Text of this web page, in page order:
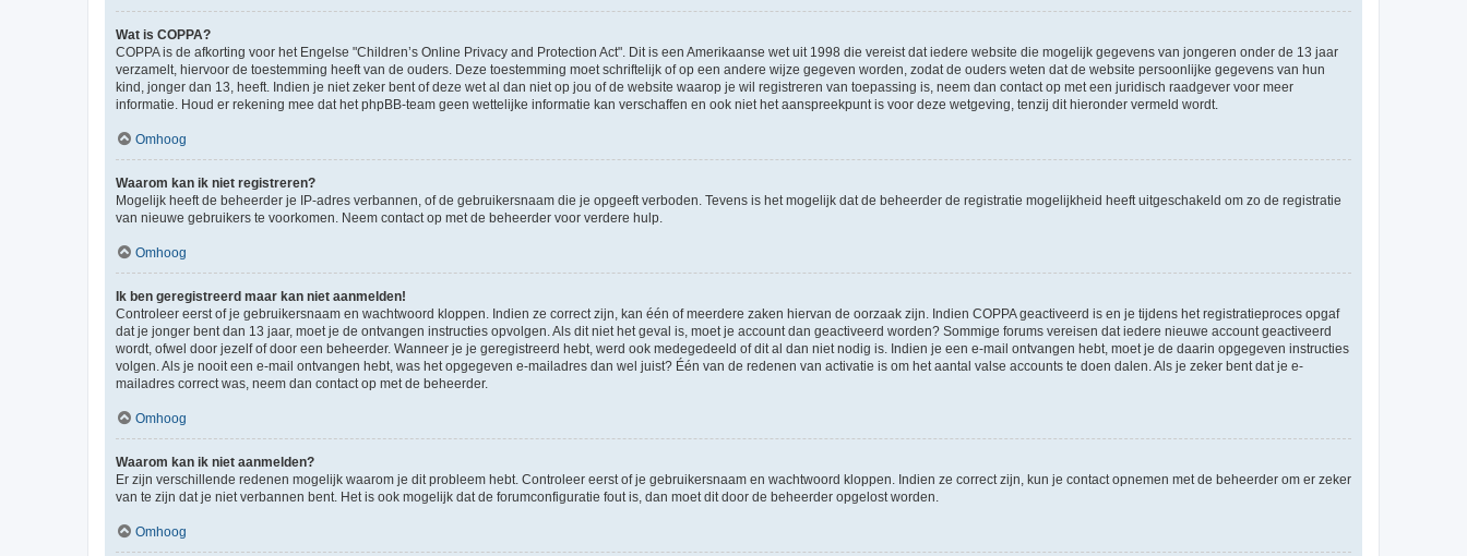
Wat is COPPA?
COPPA is de afkorting voor het Engelse "Children’s Online Privacy and Protection Act". Dit is een Amerikaanse wet uit 1998 die vereist dat iedere website die mogelijk gegevens van jongeren onder de 13 jaar
verzamelt, hiervoor de toestemming heeft van de ouders. Deze toestemming moet schriftelijk of op een andere wijze gegeven worden, zodat de ouders weten dat de website persoonlijke gegevens van hun
kind, jonger dan 13, heeft. Indien je niet zeker bent of deze wet al dan niet op jou of de website waarop je wil registreren van toepassing is, neem dan contact op met een juridisch raadgever voor meer
informatie. Houd er rekening mee dat het phpBB-team geen wettelijke informatie kan verschaffen en ook niet het aanspreekpunt is voor deze wetgeving, tenzij dit hieronder vermeld wordt.
Omhoog
Waarom kan ik niet registreren?
Mogelijk heeft de beheerder je IP-adres verbannen, of de gebruikersnaam die je opgeeft verboden. Tevens is het mogelijk dat de beheerder de registratie mogelijkheid heeft uitgeschakeld om zo de registratie
van nieuwe gebruikers te voorkomen. Neem contact op met de beheerder voor verdere hulp.
Omhoog
Ik ben geregistreerd maar kan niet aanmelden!
Controleer eerst of je gebruikersnaam en wachtwoord kloppen. Indien ze correct zijn, kan één of meerdere zaken hiervan de oorzaak zijn. Indien COPPA geactiveerd is en je tijdens het registratieproces opgaf
dat je jonger bent dan 13 jaar, moet je de ontvangen instructies opvolgen. Als dit niet het geval is, moet je account dan geactiveerd worden? Sommige forums vereisen dat iedere nieuwe account geactiveerd
wordt, ofwel door jezelf of door een beheerder. Wanneer je je geregistreerd hebt, werd ook medegedeeld of dit al dan niet nodig is. Indien je een e-mail ontvangen hebt, moet je de daarin opgegeven instructies
volgen. Als je nooit een e-mail ontvangen hebt, was het opgegeven e-mailadres dan wel juist? Één van de redenen van activatie is om het aantal valse accounts te doen dalen. Als je zeker bent dat je e-
mailadres correct was, neem dan contact op met de beheerder.
Omhoog
Waarom kan ik niet aanmelden?
Er zijn verschillende redenen mogelijk waarom je dit probleem hebt. Controleer eerst of je gebruikersnaam en wachtwoord kloppen. Indien ze correct zijn, kun je contact opnemen met de beheerder om er zeker
van te zijn dat je niet verbannen bent. Het is ook mogelijk dat de forumconfiguratie fout is, dan moet dit door de beheerder opgelost worden.
Omhoog